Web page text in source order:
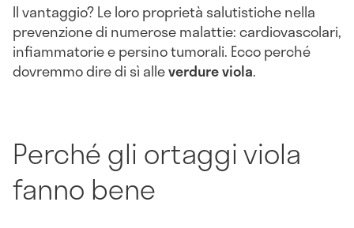
Il vantaggio? Le loro proprietà salutistiche nella
prevenzione di numerose malattie: cardiovascolari,
infiammatorie e persino tumorali. Ecco perché
dovremmo dire di sì alleverdure viola.
Perché gli ortaggi viola
fanno bene